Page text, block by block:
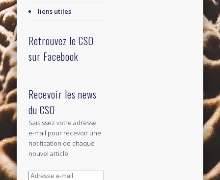
liens utiles
Retrouvez le CSO
sur Facebook
Recevoir les news
du CSO
Saisissez votre adresse
e-mail pour recevoir une
notification de chaque
nouvel article.
Adresse